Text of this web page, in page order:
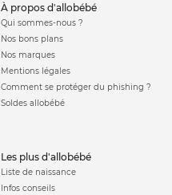
à propos d'allobébé
Qui sommes-nous ?
Nos bons plans
Nos marques
Mentions légales
Comment se protéger du phishing ?
Soldes allobébé
les plus d'allobébé
Liste de naissance
Infos conseils